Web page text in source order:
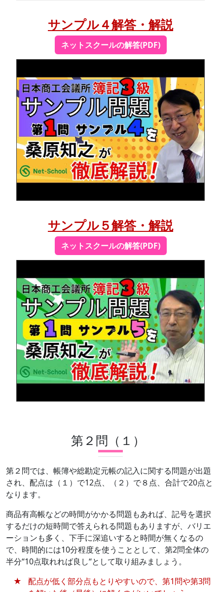
サンプル４解答・解説
ネットスクールの解答(PDF)
サンプル５解答・解説
ネットスクールの解答(PDF)
第２問（１）
第２問では、帳簿や総勘定元帳の記入に関する問題が出題
され、配点は（１）で12点、（２）で８点、合計で20点と
なります。
商品有高帳などの時間がかかる問題もあれば、記号を選択
するだけの短時間で答えられる問題もありますが、バリエ
ーションも多く、下手に深追いすると時間が無くなるの
で、時間的には10分程度を使うこととして、第2問全体の
半分“10点取れれば良し“として取り組みましょう。
配点が低く部分点もとりやすいので、第1問や第3問